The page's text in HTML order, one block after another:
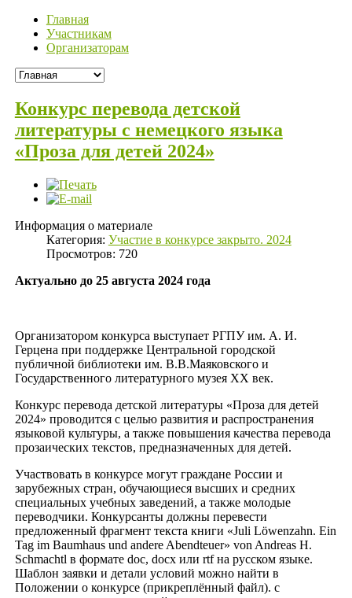
Главная
Участникам
Организаторам
Конкурс перевода детской
литературы с немецкого языка
«Проза для детей 2024»
Информация о материале
Категория: Участие в конкурсе закрыто. 2024
Просмотров: 720
Актуально до 25 августа 2024 года
Организатором конкурса выступает РГПУ им. А. И.
Герцена при поддержке Центральной городской
публичной библиотеки им. В.В.Маяковского и
Государственного литературного музея XX век.
Конкурс перевода детской литературы «Проза для детей
2024» проводится с целью развития и распространения
языковой культуры, а также повышения качества перевода
прозаических текстов, предназначенных для детей.
Участвовать в конкурсе могут граждане России и
зарубежных стран, обучающиеся высших и средних
специальных учебных заведений, а также молодые
переводчики. Конкурсанты должны перевести
предложенный фрагмент текста книги «Juli Löwenzahn. Ein
Tag im Baumhaus und andere Abendteuer» von Andreas H.
Schmachtl в формате doc, docx или rtf на русском языке.
Шаблон заявки и детали условий можно найти в
Положении о конкурсе (прикреплённый файл). с